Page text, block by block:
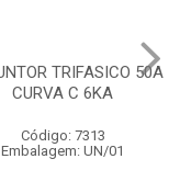
TRIFASICO 50A
CURVA C 6KA
Código: 7313
Embalagem: UN/01